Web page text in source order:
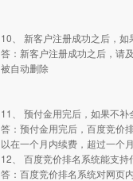
10、 新客户注册成功之后，
答：新客户注册成功之后，请
被自动删除
11、 预付金用完后，如果不
答：预付金用完后，百度竞价
以在一个月内续费，超过一个
12、 百度竞价排名系统能支
答：百度竞价排名系统对网页